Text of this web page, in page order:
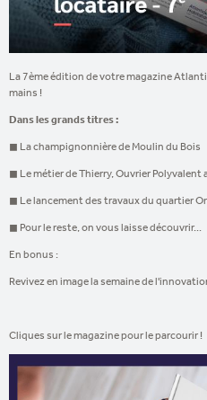
La 7ème édition de votre magazine
mains !
Dans les grands titres :
◼ La champignonnière de Moulin du Bois
◼ Le métier de Thierry, Ouvrier
◼ Le lancement des travaux du quartier
◼ Pour le reste, on vous laisse découvrir...
En bonus :
Revivez en image la semaine de
Cliques sur le magazine pour le parcourir !